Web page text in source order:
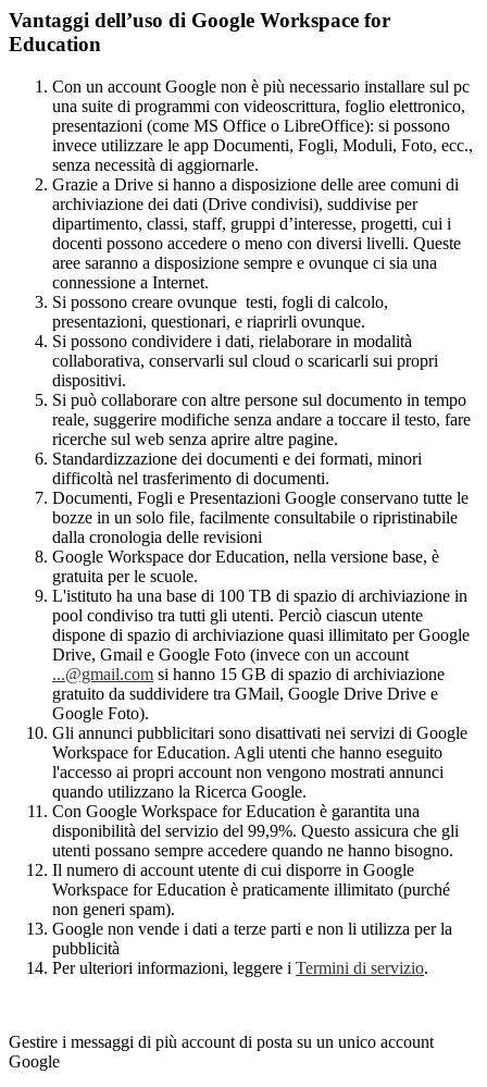
Vantaggi dell’uso di Google Workspace for
Education
Con un account Google non è più necessario installare sul pc
una suite di programmi con videoscrittura, foglio elettronico,
presentazioni (come MS Office o LibreOffice): si possono
invece utilizzare le app Documenti, Fogli, Moduli, Foto, ecc.,
senza necessità di aggiornarle.
Grazie a Drive si hanno a disposizione delle aree comuni di
archiviazione dei dati (Drive condivisi), suddivise per
dipartimento, classi, staff, gruppi d’interesse, progetti, cui i
docenti possono accedere o meno con diversi livelli. Queste
aree saranno a disposizione sempre e ovunque ci sia una
connessione a Internet.
Si possono creare ovunque testi, fogli di calcolo,
presentazioni, questionari, e riaprirli ovunque.
Si possono condividere i dati, rielaborare in modalità
collaborativa, conservarli sul cloud o scaricarli sui propri
dispositivi.
Si può collaborare con altre persone sul documento in tempo
reale, suggerire modifiche senza andare a toccare il testo, fare
ricerche sul web senza aprire altre pagine.
Standardizzazione dei documenti e dei formati, minori
difficoltà nel trasferimento di documenti.
Documenti, Fogli e Presentazioni Google conservano tutte le
bozze in un solo file, facilmente consultabile o ripristinabile
dalla cronologia delle revisioni
Google Workspace dor Education, nella versione base, è
gratuita per le scuole.
L'istituto ha una base di 100 TB di spazio di archiviazione in
pool condiviso tra tutti gli utenti. Perciò ciascun utente
dispone di spazio di archiviazione quasi illimitato per Google
Drive, Gmail e Google Foto (invece con un account
...@gmail.com si hanno 15 GB di spazio di archiviazione
gratuito da suddividere tra GMail, Google Drive Drive e
Google Foto).
Gli annunci pubblicitari sono disattivati nei servizi di Google
Workspace for Education. Agli utenti che hanno eseguito
l'accesso ai propri account non vengono mostrati annunci
quando utilizzano la Ricerca Google.
Con Google Workspace for Education è garantita una
disponibilità del servizio del 99,9%. Questo assicura che gli
utenti possano sempre accedere quando ne hanno bisogno.
Il numero di account utente di cui disporre in Google
Workspace for Education è praticamente illimitato (purché
non generi spam).
Google non vende i dati a terze parti e non li utilizza per la
pubblicità
Per ulteriori informazioni, leggere i Termini di servizio.
Gestire i messaggi di più account di posta su un unico account
Google